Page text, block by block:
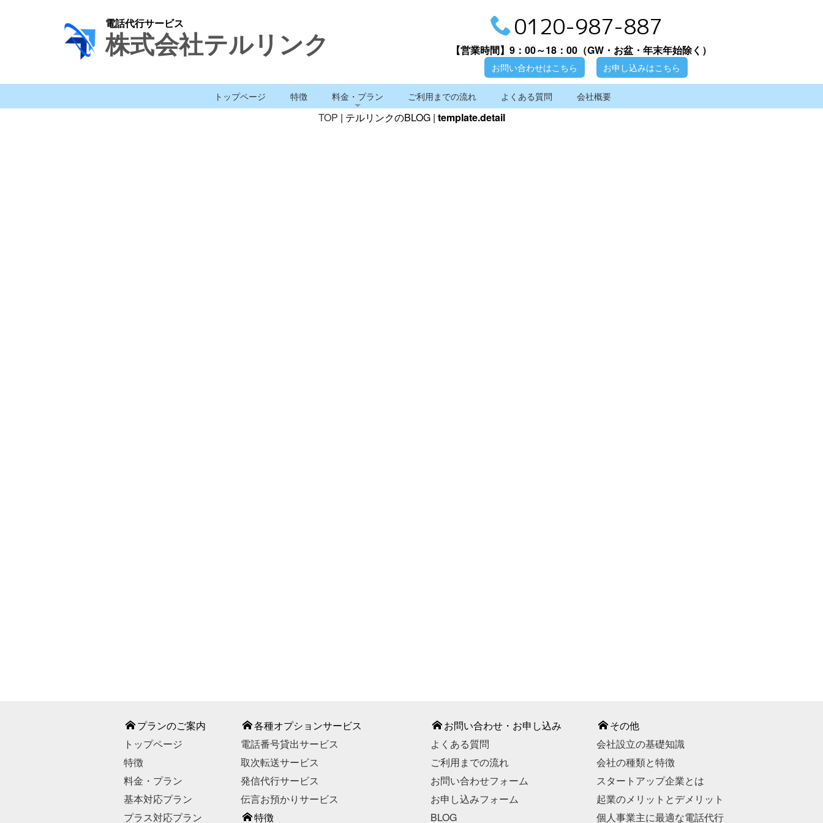
電話代行サービス
株式会社テルリンク 0120-987-887
【営業時間】 9：00～18：00 （GW・お盆・年末年始除く）
お問い合わせはこちら お申し込みはこちら
トップページ 特徴 料金・プラン ご利用までの流れ よくある質問 会社概要
TOP | テルリンクのBLOG | template.detail
プランのご案内
トップページ
特徴
料金・プラン
基本対応プラン
プラス対応プラン
各種オプションサービス
電話番号貸出サービス
取次転送サービス
発信代行サービス
伝言お預かりサービス
特徴
お問い合わせ・お申し込み
よくある質問
ご利用までの流れ
お問い合わせフォーム
お申し込みフォーム
BLOG
その他
会社設立の基礎知識
会社の種類と特徴
スタートアップ企業とは
起業のメリットとデメリット
個人事業主に最適な電話代行